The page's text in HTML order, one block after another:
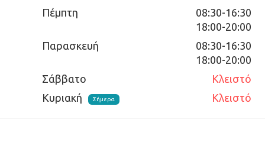
Πέμπτη
08:30-16:30
18:00-20:00
Παρασκευή
08:30-16:30
18:00-20:00
Σάββατο
Κλειστό
Κυριακή
Σήμερα Κλειστό